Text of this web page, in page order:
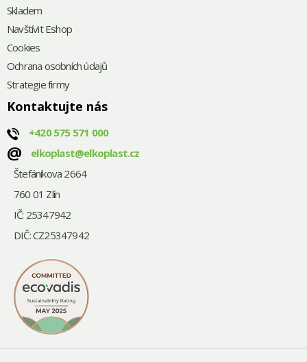
Skladem
Navštívit Eshop
Cookies
Ochrana osobních údajů
Strategie firmy
Kontaktujte nás
+420575 571 000
@
elkoplast@elkoplast.cz
Štefánikova 2664
760 01 Zlín
IČ: 25347942
DIČ: CZ25347942